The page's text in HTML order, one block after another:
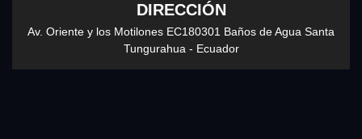
DIRECCIÓN
Av. Oriente y los Motilones EC180301 Baños de Agua Santa
Tungurahua - Ecuador